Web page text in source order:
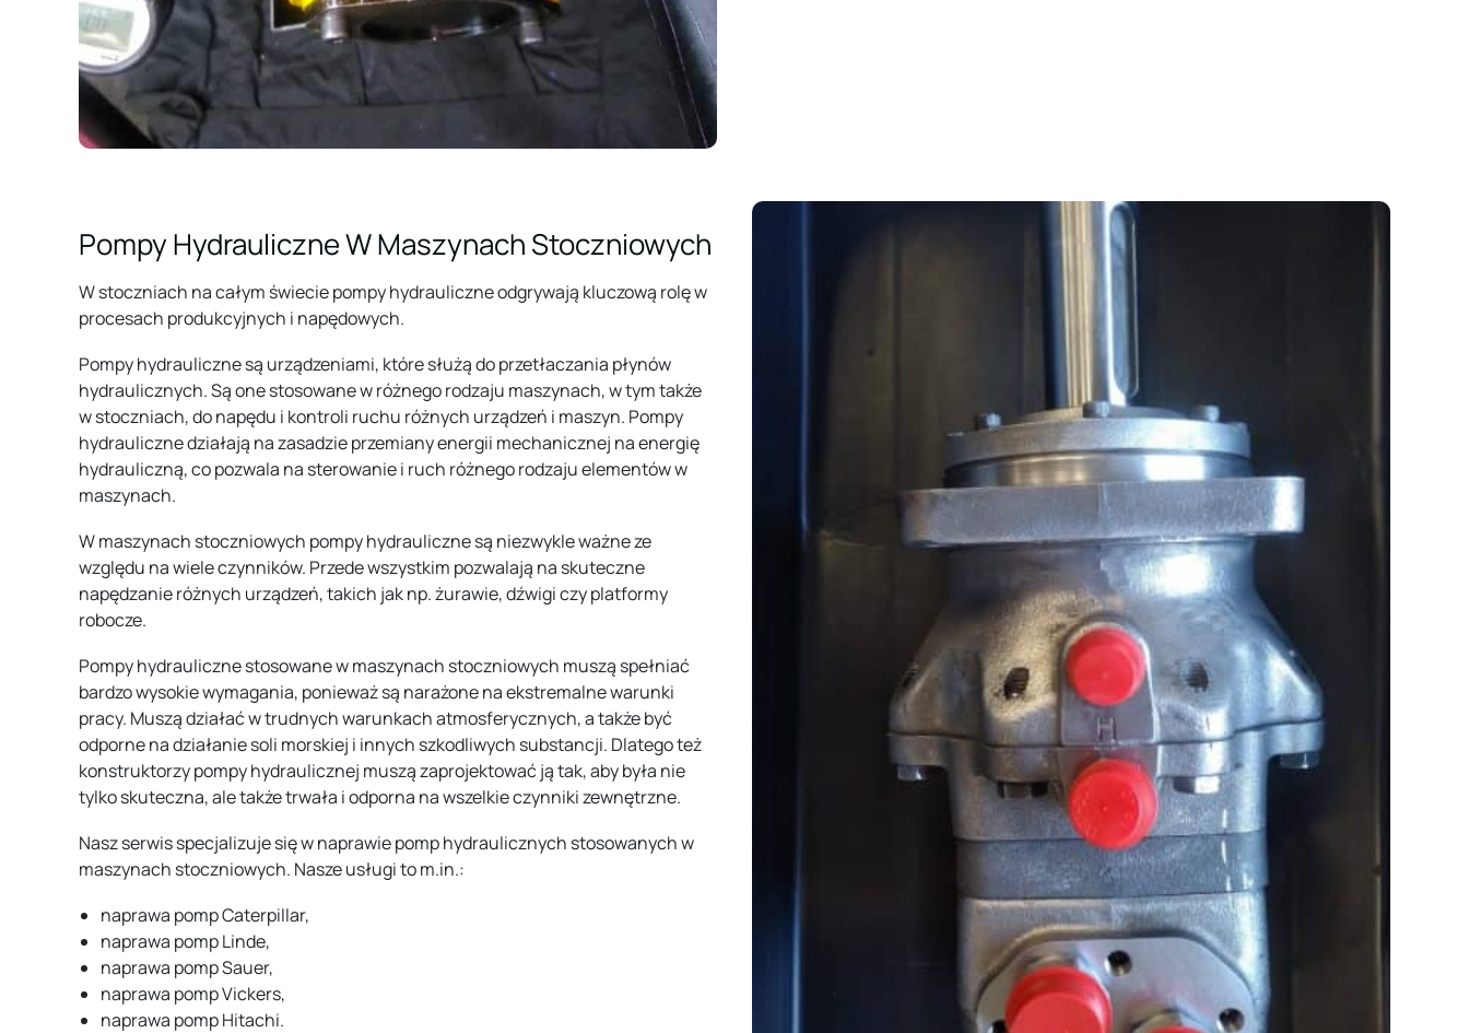
Pompy Hydrauliczne W Maszynach Stoczniowych
W stoczniach na całym świecie pompy hydrauliczne odgrywają kluczową rolę w
procesach produkcyjnych i napędowych.
Pompy hydrauliczne są urządzeniami, które służą do przetłaczania płynów
hydraulicznych. Są one stosowane w różnego rodzaju maszynach, w tym także
w stoczniach, do napędu i kontroli ruchu różnych urządzeń i maszyn. Pompy
hydrauliczne działają na zasadzie przemiany energii mechanicznej na energię
hydrauliczną, co pozwala na sterowanie i ruch różnego rodzaju elementów w
maszynach.
W maszynach stoczniowych pompy hydrauliczne są niezwykle ważne ze
względu na wiele czynników. Przede wszystkim pozwalają na skuteczne
napędzanie różnych urządzeń, takich jak np. żurawie, dźwigi czy platformy
robocze.
Pompy hydrauliczne stosowane w maszynach stoczniowych muszą spełniać
bardzo wysokie wymagania, ponieważ są narażone na ekstremalne warunki
pracy. Muszą działać w trudnych warunkach atmosferycznych, a także być
odporne na działanie soli morskiej i innych szkodliwych substancji. Dlatego też
konstruktorzy pompy hydraulicznej muszą zaprojektować ją tak, aby była nie
tylko skuteczna, ale także trwała i odporna na wszelkie czynniki zewnętrzne.
Nasz serwis specjalizuje się w naprawie pomp hydraulicznych stosowanych w
maszynach stoczniowych. Nasze usługi to m.in.:
naprawa pomp Caterpillar,
naprawa pomp Linde,
naprawa pomp Sauer,
naprawa pomp Vickers,
naprawa pomp Hitachi.